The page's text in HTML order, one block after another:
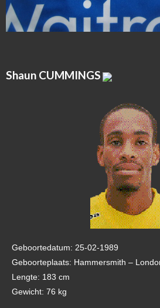
Shaun CUMMINGS
Geboortedatum: 25-02-1989
Geboorteplaats: Hammersmith –
Lengte: 183 cm
Gewicht: 76 kg